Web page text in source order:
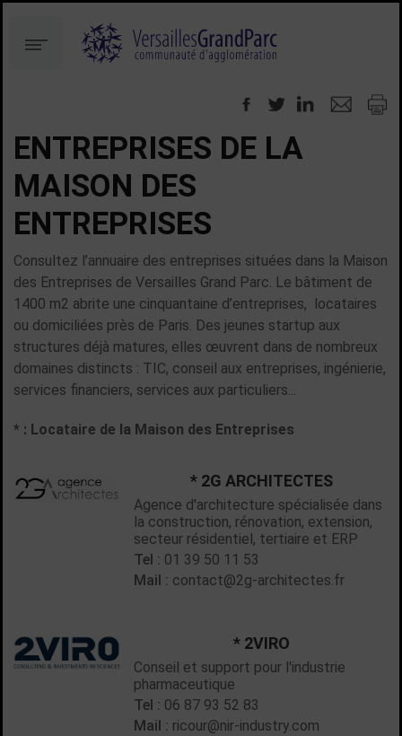
au
contenu
à
Menu
ENTREPRISES DE LA
MAISON DES
ENTREPRISES
Consultez l’annuaire des entreprises situées dans la Maison
des Entreprises de Versailles Grand Parc. Le bâtiment de
1400 m2 abrite une cinquantaine d’entreprises, locataires
ou domiciliées près de Paris. Des jeunes startup aux
structures déjà matures, elles œuvrent dans de nombreux
domaines distincts : TIC, conseil aux entreprises, ingénierie,
services financiers, services aux particuliers...
* : Locataire de la Maison des Entreprises
* 2G ARCHITECTES
Agence d'architecture spécialisée dans
la construction, rénovation, extension,
secteur résidentiel, tertiaire et ERP
Tel : 01 39 50 11 53
Mail : contact@2g-architectes.fr
* 2VIRO
Conseil et support pour l'industrie
pharmaceutique
Tel : 06 87 93 52 83
Mail : ricour@nir-industry.com